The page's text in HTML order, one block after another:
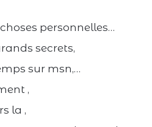
personnelles…
secrets,
sur msn,…
,
la ,